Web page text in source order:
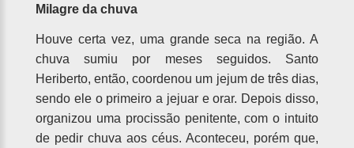
Milagre da chuva
Houve certa vez, uma grande seca na região. A
chuva sumiu por meses seguidos. Santo
Heriberto, então, coordenou um jejum de três dias,
sendo ele o primeiro a jejuar e orar. Depois disso,
organizou uma procissão penitente, com o intuito
de pedir chuva aos céus. Aconteceu, porém que,